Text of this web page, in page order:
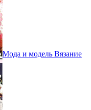
Мода и модель Вязание